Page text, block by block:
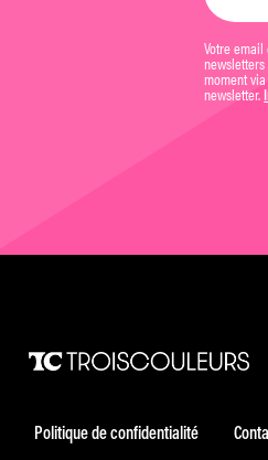
Votre
moment
newsletter.
Politique de confidentialité